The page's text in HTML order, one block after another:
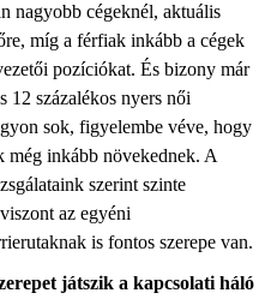
nagyobb cégeknél, aktuális
míg a férfiak inkább a cégek
pozíciókat. És bizony már
12 százalékos nyers női
sok, figyelembe véve, hogy
még inkább növekednek. A
szerint szinte
az egyéni
is fontos szerepe van.
játszik a kapcsolati háló